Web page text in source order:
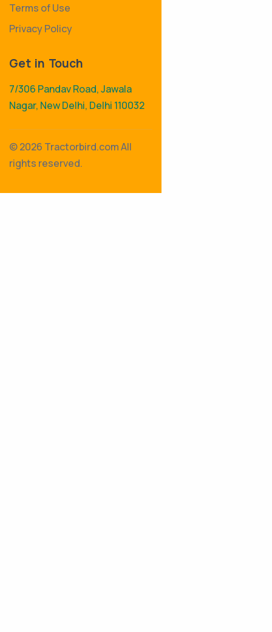
Terms of Use
Privacy Policy
Get in Touch
7/306 Pandav Road, Jawala
Nagar, New Delhi, Delhi 110032
©2026 Tractorbird.com All
rights reserved.